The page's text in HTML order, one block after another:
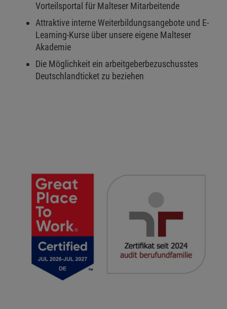
Vorteilsportal für Malteser Mitarbeitende
Attraktive interne Weiterbildungsangebote und E-
Learning-Kurse über unsere eigene Malteser
Akademie
Die Möglichkeit ein arbeitgeberbezuschusstes
Deutschlandticket zu beziehen